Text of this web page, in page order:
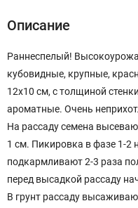
Описание
Раннеспелый!
кубовидные, крупные,
12х10 см, с толщиной
ароматные. Очень
На рассаду семена
1 см. Пикировка в фазе 1-2
подкармливают 2-3 раза
перед высадкой рассаду
В грунт рассаду